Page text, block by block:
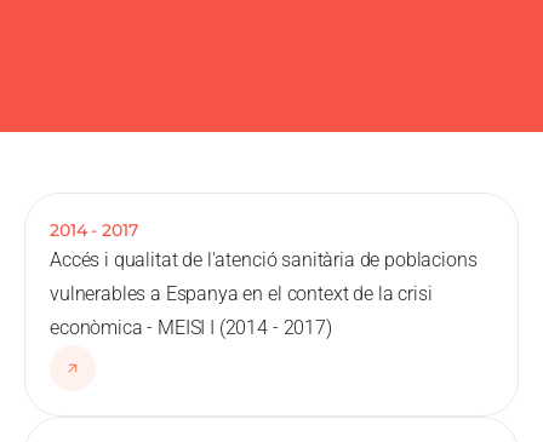
2014-2017
Accés i qualitat de l'atenció sanitària de poblacions
vulnerables a Espanya en el context de la crisi
econòmica - MEISI I (2014 - 2017)